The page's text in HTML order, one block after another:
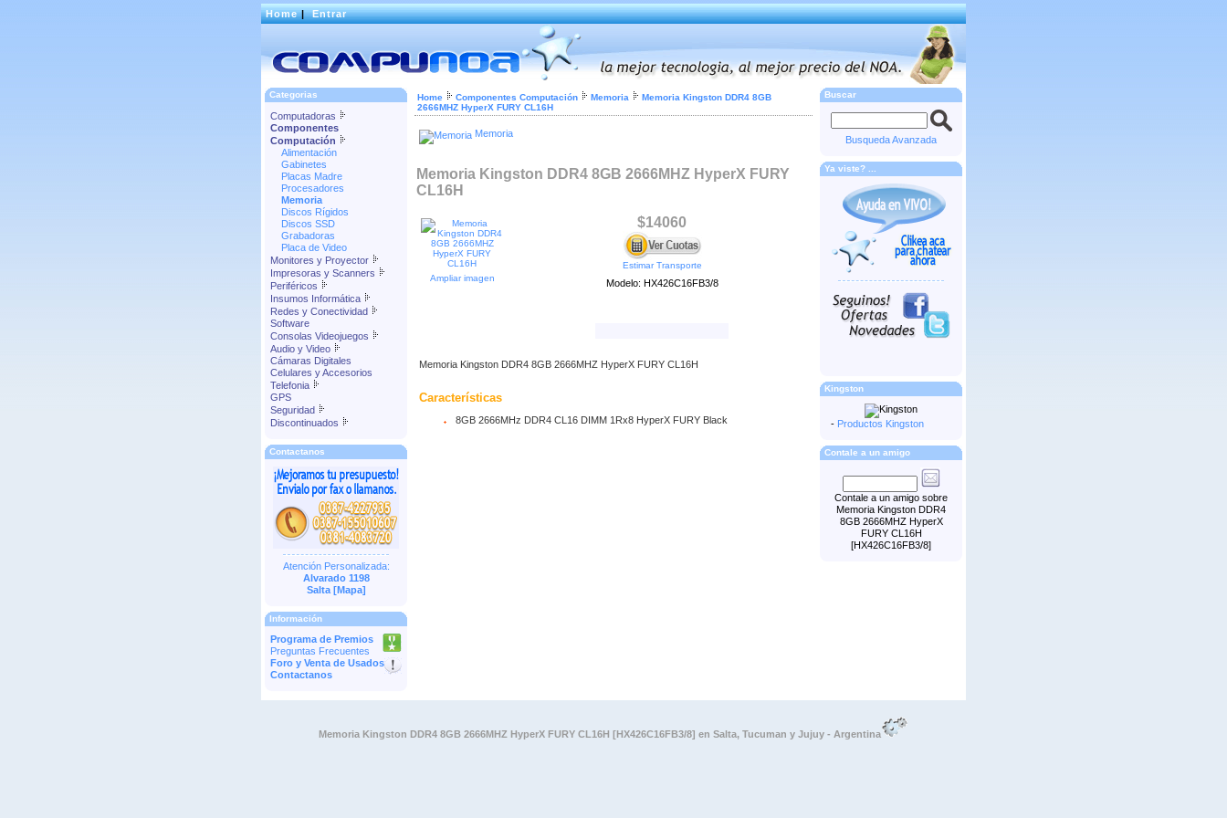
Home|Entrar
Categorias
Computadoras
Componentes
Computación
Alimentación
Gabinetes
Placas Madre
Procesadores
Memoria
Discos Rígidos
Discos SSD
Grabadoras
Placa de Video
Monitores y Proyector
Impresoras y Scanners
Periféricos
Insumos Informática
Redes y Conectividad
Software
Consolas Videojuegos
Audio y Video
Cámaras Digitales
Celulares y Accesorios
Telefonia
GPS
Seguridad
Discontinuados
Contactanos
Atención Personalizada:
Alvarado 1198
Salta [Mapa]
Información
Programa de Premios
Preguntas Frecuentes
Foro y Venta de Usados
Contactanos
Home Componentes Computación Memoria
Memoria Kingston DDR4 8GB
2666MHZ HyperX FURY CL16H
Memoria
Memoria Kingston DDR4 8GB 2666MHZ HyperX FURY
CL16H
Ampliar imagen
$14060
Estimar Transporte
Modelo: HX426C16FB3/8
Memoria Kingston DDR4 8GB 2666MHZ HyperX FURY CL16H
Características
8GB 2666MHz DDR4 CL16 DIMM 1Rx8 HyperX FURY Black
Buscar
Busqueda Avanzada
Ya viste? ...
Kingston
- Productos Kingston
Contale a un amigo
Contale a un amigo sobre
Memoria Kingston DDR4
8GB 2666MHZ HyperX
FURY CL16H
[HX426C16FB3/8]
Memoria Kingston DDR4 8GB 2666MHZ HyperX FURY CL16H [HX426C16FB3/8] en Salta, Tucuman y Jujuy - Argentina